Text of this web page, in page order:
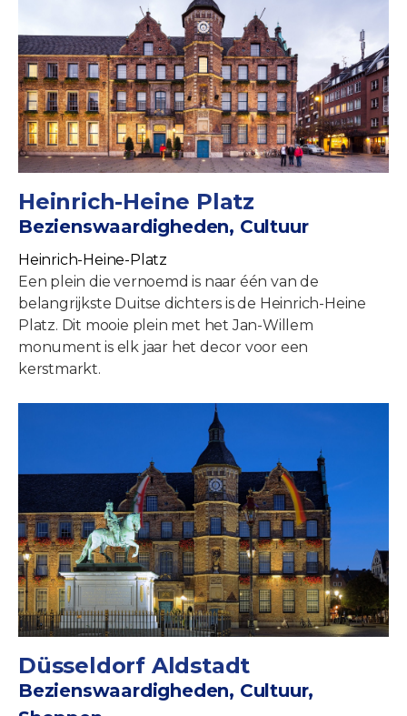
Heinrich-Heine Platz
Bezienswaardigheden, Cultuur
Heinrich-Heine-Platz
Een plein die vernoemd is naar één van de
belangrijkste Duitse dichters is de Heinrich-Heine
Platz. Dit mooie plein met het Jan-Willem
monument is elk jaar het decor voor een
kerstmarkt.
Düsseldorf Aldstadt
Bezienswaardigheden, Cultuur,